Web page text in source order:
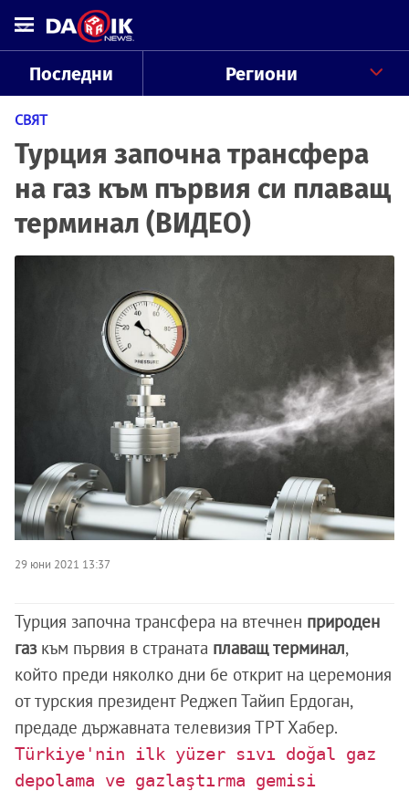
Последни Региони
СВЯТ
Турция започна трансфера
на газ към първия си плаващ
терминал (ВИДЕО)
29 юни 2021 13:37
Турция започна трансфера на втечнен природен
газ към първия в страната плаващ терминал,
който преди няколко дни бе открит на церемония
от турския президент Реджеп Тайип Ердоган,
предаде държавната телевизия ТРТ Хабер.
Türkiye'nin ilk yüzer sıvı doğal gaz
depolama ve gazlaştırma gemisi